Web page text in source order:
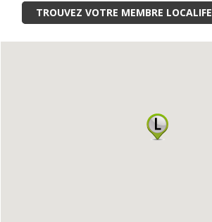
TROUVEZ VOTRE MEMBRE LOCALIFE